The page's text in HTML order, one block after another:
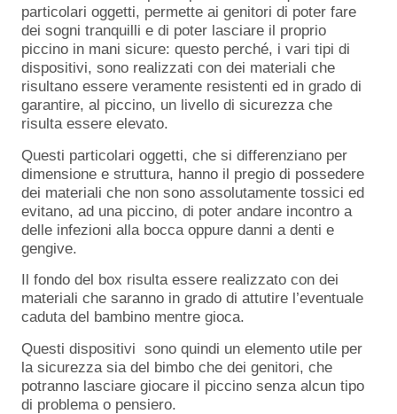
particolari oggetti, permette ai genitori di poter fare
dei sogni tranquilli e di poter lasciare il proprio
piccino in mani sicure: questo perché, i vari tipi di
dispositivi, sono realizzati con dei materiali che
risultano essere veramente resistenti ed in grado di
garantire, al piccino, un livello di sicurezza che
risulta essere elevato.
Questi particolari oggetti, che si differenziano per
dimensione e struttura, hanno il pregio di possedere
dei materiali che non sono assolutamente tossici ed
evitano, ad una piccino, di poter andare incontro a
delle infezioni alla bocca oppure danni a denti e
gengive.
Il fondo del box risulta essere realizzato con dei
materiali che saranno in grado di attutire l’eventuale
caduta del bambino mentre gioca.
Questi dispositivi sono quindi un elemento utile per
la sicurezza sia del bimbo che dei genitori, che
potranno lasciare giocare il piccino senza alcun tipo
di problema o pensiero.